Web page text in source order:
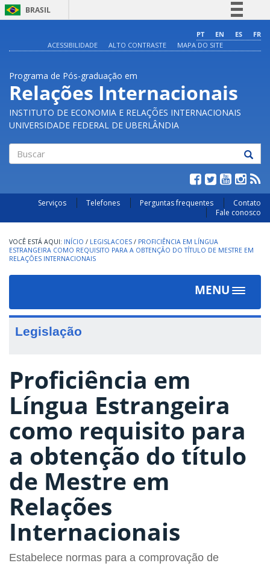
BRASIL
Comunica BR
Acesso à informação
Legislação
PT EN ES
FR
ACESSIBILIDADE
ALTO CONTRASTE MAPA DO SITE
Programa de Pós-graduação em
Relações Internacionais
INSTITUTO DE ECONOMIA E RELAÇÕES INTERNACIONAIS
UNIVERSIDADE FEDERAL DE UBERLÂNDIA
Serviços Telefones Perguntas frequentes
Contato
Fale conosco
INÍCIO / LEGISLACOES / PROFICIÊNCIA EM LÍNGUA
ESTRANGEIRA COMO REQUISITO PARA A OBTENÇÃO DO TÍTULO DE MESTRE EM
RELAÇÕES INTERNACIONAIS
MENU
Toggle
Legislação
Proficiência em
Língua Estrangeira
como requisito para
a obtenção do título
de Mestre em
Relações
Internacionais
Estabelece normas para a comprovação de